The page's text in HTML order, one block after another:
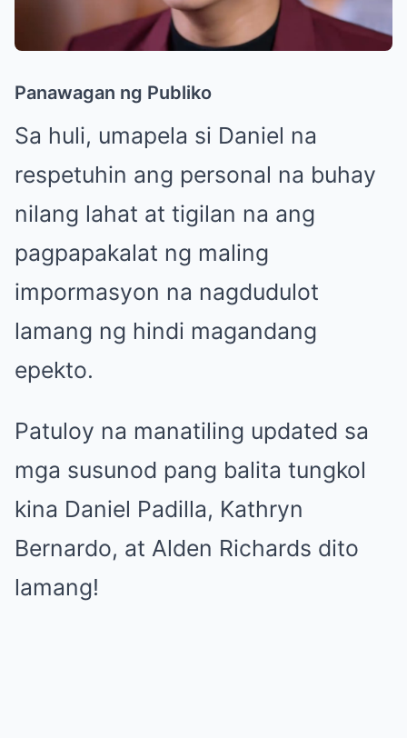
Panawagan ng Publiko
Sa huli, umapela si Daniel na
respetuhin ang personal na buhay
nilang lahat at tigilan na ang
pagpapakalat ng maling
impormasyon na nagdudulot
lamang ng hindi magandang
epekto.
Patuloy na manatiling updated sa
mga susunod pang balita tungkol
kina Daniel Padilla, Kathryn
Bernardo, at Alden Richards dito
lamang!